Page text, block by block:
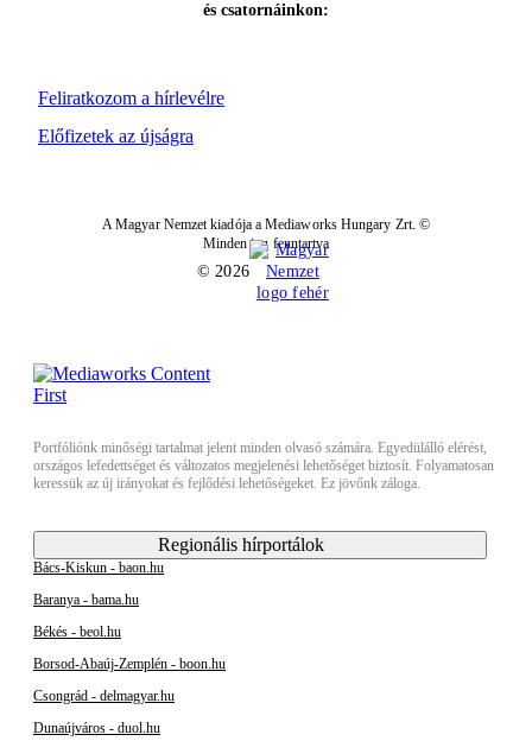
Feliratkozom a hírlevélre
és csatornáinkon:
Előfizetek az újságra
A Magyar Nemzet kiadója a Mediaworks Hungary Zrt. ©
Minden jog fenntartva
© 2026
Portfóliónk minőségi tartalmat jelent minden olvasó számára. Egyedülálló elérést,
országos lefedettséget és változatos megjelenési lehetőséget biztosít. Folyamatosan
keressük az új irányokat és fejlődési lehetőségeket. Ez jövőnk záloga.
Regionális hírportálok
Bács-Kiskun - baon.hu
Baranya - bama.hu
Békés - beol.hu
Borsod-Abaúj-Zemplén - boon.hu
Csongrád - delmagyar.hu
Dunaújváros - duol.hu